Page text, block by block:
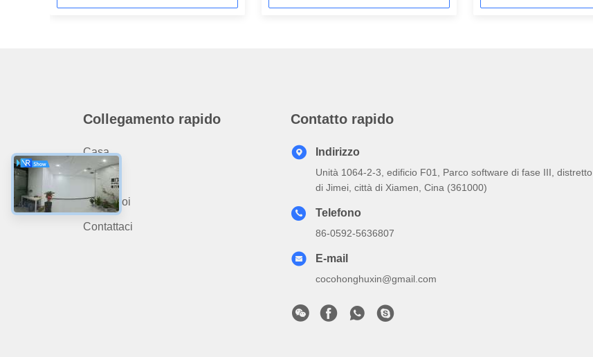
Collegamento rapido
Casa.
Prodotti
Su Di Noi
Contattaci
Contatto rapido
Indirizzo
Unità 1064-2-3, edificio F01, Parco software di fase III, distretto
di Jimei, città di Xiamen, Cina (361000)
Telefono
86-0592-5636807
E-mail
cocohonghuxin@gmail.com